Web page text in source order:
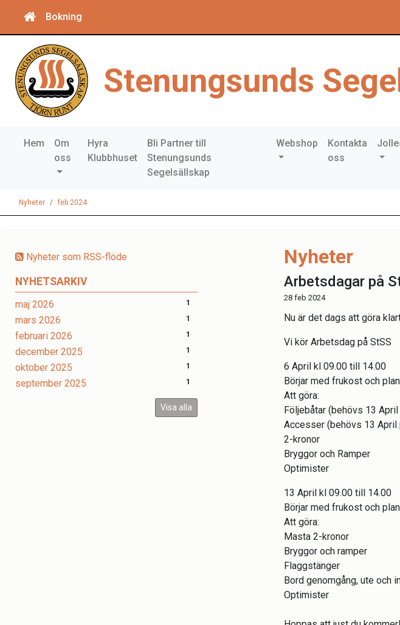
Bokning
Stenungsunds
Hem
Om
oss
Hyra
Klubbhuset
Bli Partner till
Stenungsunds
Segelsällskap
Webshop
Kontakta
oss
Nyheter feb 2024
Nyheter som RSS-flöde
NYHETSARKIV
maj 2026 1
mars 2026 1
februari 2026 1
december 2025 1
oktober 2025 1
september 2025 1
Visa alla
Nyheter
Arbetsdagar på
28 feb 2024
Nu är det dags att göra
Vi kör Arbetsdag på StSS
6 April kl 09.00 till 14.00
Börjar med frukost och
Att göra:
Följebåtar (behövs 13
Accesser (behövs 13 April
2-kronor
Bryggor och Ramper
Optimister
13 April kl 09.00 till 14.00
Börjar med frukost och
Att göra:
Masta 2-kronor
Bryggor och ramper
Flaggstänger
Bord genomgång, ute och
Optimister